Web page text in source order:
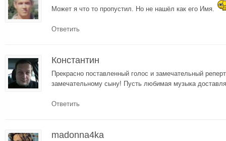
Может я что то пропустил. Но не нашёл как его Имя.
Ответить
Константин
Прекрасно поставленный голос и замечательный
замечательному сыну! Пусть любимая музыка
Ответить
madonna4ka